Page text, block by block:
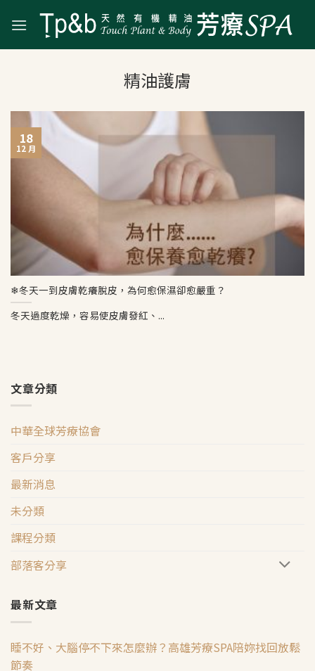
文章分類
中華全球芳療協會
客戶分享
最新消息
未分類
課程分類
部落客分享
最新文章
睡不好、大腦停不下來怎麼辦？高雄芳療SPA陪妳找回放鬆
節奏
❄冬天一到皮膚乾癢脫皮，為何愈保濕卻愈嚴重？
冬天過度乾燥，容易使皮膚發紅、...
18
12 月